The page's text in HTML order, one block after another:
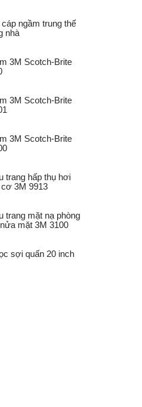
ngầm trung thế
nhà
3M Scotch-Brite
3M Scotch-Brite
3M Scotch-Brite
trang hấp thụ hơi
3M 9913
trang mặt nạ phòng
mặt 3M 3100
sợi quấn 20 inch